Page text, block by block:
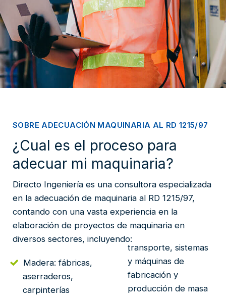
SOBRE ADECUACIÓN MAQUINARIA AL RD 1215/97
¿Cual es el proceso para
adecuar mi maquinaria?
Directo Ingeniería es una consultora especializada
en la adecuación de maquinaria al RD 1215/97,
contando con una vasta experiencia en la
elaboración de proyectos de maquinaria en
diversos sectores, incluyendo:
Madera: fábricas,
aserraderos,
carpinterías
transporte, sistemas
y máquinas de
fabricación y
producción de masa